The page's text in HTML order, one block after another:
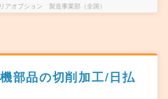
アオプション 製造事業部（全国）
部品の切削加工/日払